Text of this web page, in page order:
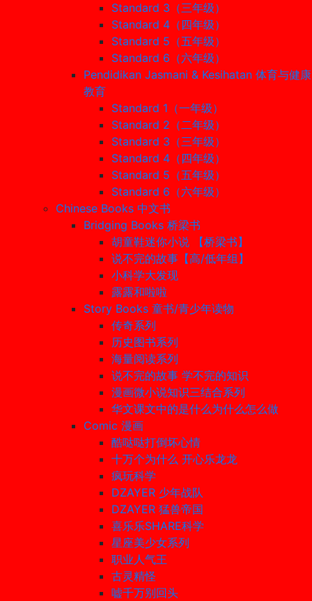
Standard 3（三年级）
Standard 4（四年级）
Standard 5（五年级）
Standard 6（六年级）
Pendidikan Jasmani & Kesihatan 体育与健康
教育
Standard 1（一年级）
Standard 2（二年级）
Standard 3（三年级）
Standard 4（四年级）
Standard 5（五年级）
Standard 6（六年级）
Chinese Books 中文书
Bridging Books 桥梁书
胡童鞋迷你小说 【桥梁书】
说不完的故事【高/低年组】
小科学大发现
露露和啦啦
Story Books 童书/青少年读物
传奇系列
历史图书系列
海量阅读系列
说不完的故事 学不完的知识
漫画微小说知识三结合系列
华文课文中的是什么为什么怎么做
Comic 漫画
酷哒哒打倒坏心情
十万个为什么 开心乐龙龙
疯玩科学
DZAYER 少年战队
DZAYER 猛兽帝国
喜乐乐SHARE科学
星座美少女系列
职业人气王
古灵精怪
嘘千万别回头